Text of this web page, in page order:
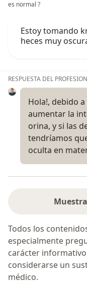
es normal ?
Estoy tomando
heces muy
RESPUESTA DEL
Hola!, debido
aumentar la
orina, y si las
tendríamos
oculta en
Todos los
especialmente
carácter
considerarse un
médico.